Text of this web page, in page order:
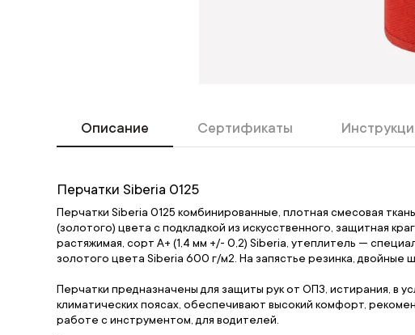
Описание Сертификаты
Перчатки Siberia 0125
Перчатки Siberia 0125 комбинированные, плотная смесовая
(золотого) цвета с подкладкой из искусственного, защитная
растяжимая, сорт А+ (1,4 мм +/- 0,2) Siberia, утеплитель —
золотого цвета Siberia 600 г/м2. На запястье резинка, двойные
Перчатки предназначены для защиты рук от ОПЗ, истирания, в
климатических поясах, обеспечивают высокий комфорт,
работе с инструментом, для водителей.